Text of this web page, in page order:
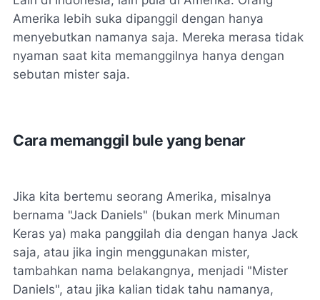
Amerika lebih suka dipanggil dengan hanya
menyebutkan namanya saja. Mereka merasa tidak
nyaman saat kita memanggilnya hanya dengan
sebutan mister saja.
Cara memanggil bule yang benar
Jika kita bertemu seorang Amerika, misalnya
bernama "Jack Daniels" (bukan merk Minuman
Keras ya) maka panggilah dia dengan hanya Jack
saja, atau jika ingin menggunakan mister,
tambahkan nama belakangnya, menjadi "Mister
Daniels", atau jika kalian tidak tahu namanya,